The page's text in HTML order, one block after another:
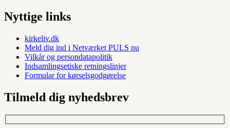
Nyttige links
kirkeliv.dk
Meld dig ind i Netværket PULS nu
Vilkår og persondatapolitik
Indsamlingsetiske retningslinjer
Formular for kørselsgodgørelse
Tilmeld dig nyhedsbrev